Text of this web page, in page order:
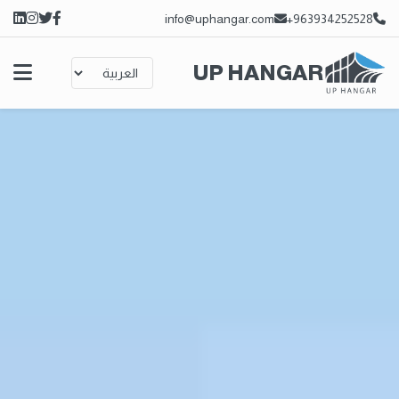
963934252528+
info@uphangar.com
UP HANGAR